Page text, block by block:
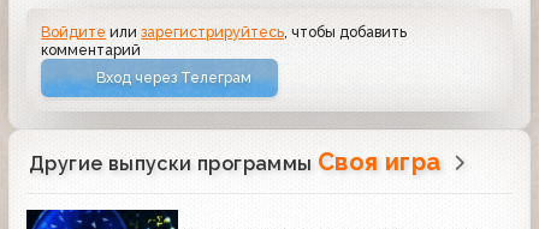
Войдите илизарегистрируйтесь , чтобы добавить
комментарий
Вход через Телеграм
Другие выпуски программы Своя игра